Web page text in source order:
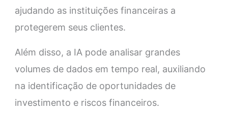
ajudando as instituições financeiras a
protegerem seus clientes.
Além disso, a IA pode analisar grandes
volumes de dados em tempo real, auxiliando
na identificação de oportunidades de
investimento e riscos financeiros.